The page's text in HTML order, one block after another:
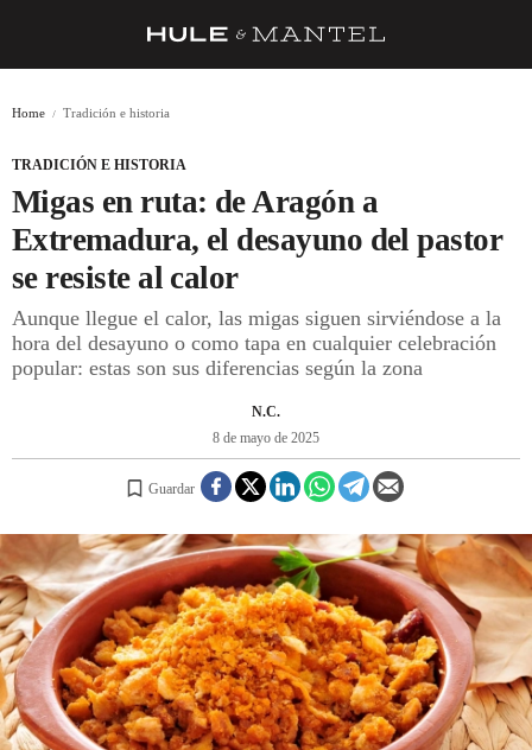
BARRAS Y ESTRELLAS
DÓNDE COMER
ÍDOLOS DE MESAS
CUADERNO DE VIAJE
MENÚ DEL DÍA
REGISTRO
INICIAR SESIÓN
Home Tradición e historia
TRADICIÓN E HISTORIA
Migas en ruta: de Aragón a
Extremadura, el desayuno del pastor
se resiste al calor
Aunque llegue el calor, las migas siguen sirviéndose a la
hora del desayuno o como tapa en cualquier celebración
popular: estas son sus diferencias según la zona
N.C.
8 de mayo de 2025
Guardar